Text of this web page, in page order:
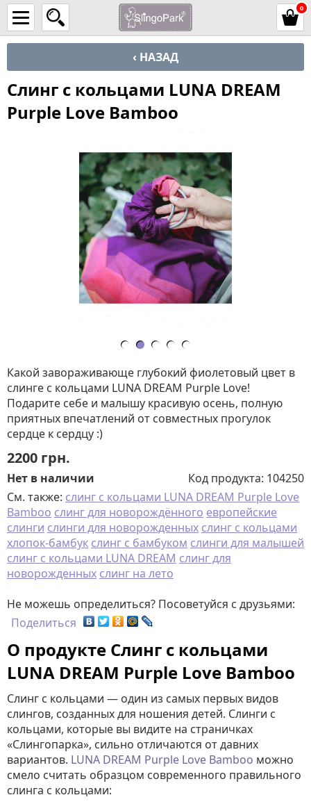
0
‹ НАЗАД
Cлинг с кольцами LUNA DREAM
Purple Love Bamboo
Какой завораживающе глубокий фиолетовый цвет в
слинге с кольцами LUNA DREAM Purple Love!
Подарите себе и малышу красивую осень, полную
приятных впечатлений от совместных прогулок
сердце к сердцу :)
2200 грн.
Нет в наличии Код продукта: 104250
См. также: слинг с кольцами LUNA DREAM Purple Love
Bamboo слинг для новорождённого европейские
слинги слинги для новорожденных слинг с кольцами
хлопок-бамбук слинг с бамбуком слинги для малышей
слинг с кольцами LUNA DREAM слинг для
новорожденных слинг на лето
Не можешь определиться? Посоветуйся с друзьями:
Поделиться
О продукте Cлинг с кольцами
LUNA DREAM Purple Love Bamboo
Слинг с кольцами — один из самых первых видов
слингов, созданных для ношения детей. Слинги с
кольцами, которые вы видите на страничках
«Слингопарка», сильно отличаются от давних
вариантов. LUNA DREAM Purple Love Bamboo можно
смело считать образцом современного правильного
слинга с кольцами: